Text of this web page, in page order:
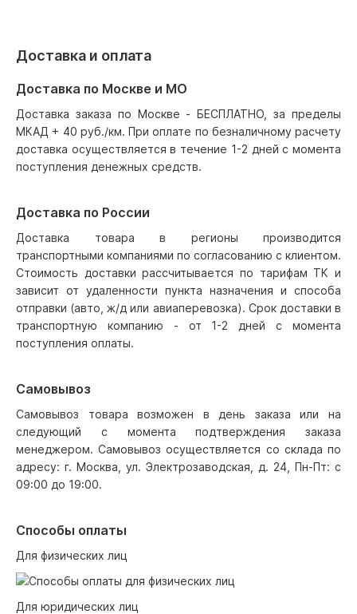
Доставка и оплата
Доставка по Москве и МО
Доставка заказа по Москве - БЕСПЛАТНО, за пределы
МКАД + 40 руб./км. При оплате по безналичному расчету
доставка осуществляется в течение 1-2 дней с момента
поступления денежных средств.
Доставка по России
Доставка товара в регионы производится
транспортными компаниями по согласованию с клиентом.
Стоимость доставки рассчитывается по тарифам ТК и
зависит от удаленности пункта назначения и способа
отправки (авто, ж/д или авиаперевозка). Срок доставки в
транспортную компанию - от 1-2 дней с момента
поступления оплаты.
Самовывоз
Самовывоз товара возможен в день заказа или на
следующий с момента подтверждения заказа
менеджером. Самовывоз осуществляется со склада по
адресу: г. Москва, ул. Электрозаводская, д. 24, Пн-Пт: с
09:00 до 19:00.
Способы оплаты
Для физических лиц
Для юридических лиц